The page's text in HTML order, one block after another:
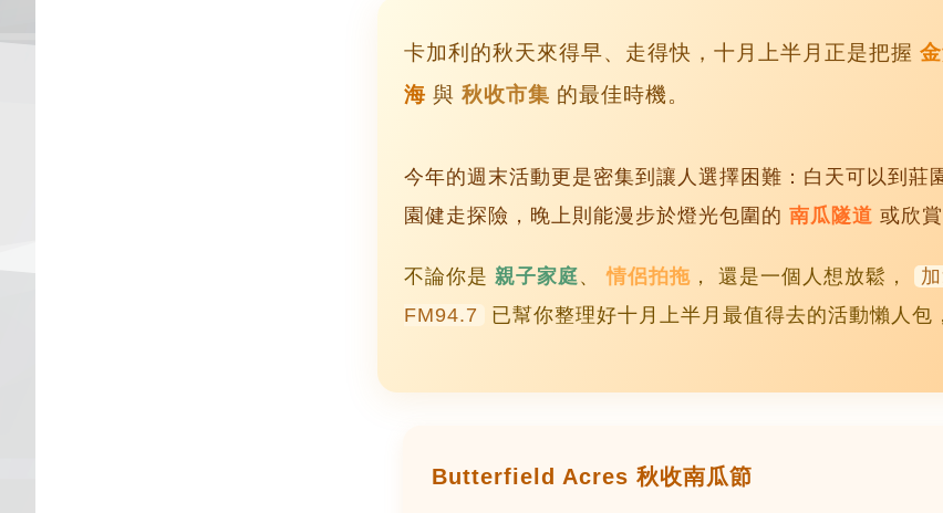
卡加利的秋天來得早、走得快，十月上半月正是把握
海與 秋收市集 的最佳時機。
今年的週末活動更是密集到讓人選擇困難：白天可以到莊
園健走探險，晚上則能漫步於燈光包圍的 南瓜隧道 或欣賞
不論你是 親子家庭、情侶拍拖， 還是一個人想放鬆，
FM94.7
已幫你整理好十月上半月最值得去的活動懶人包
Butterfield Acres 秋收南瓜節